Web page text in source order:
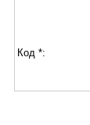
Код *: